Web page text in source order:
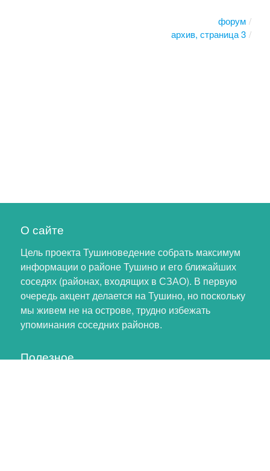
форум
архив, страница 3
О сайте
Цель проекта Тушиноведение собрать максимум
информации о районе Тушино и его ближайших
соседях (районах, входящих в СЗАО). В первую
очередь акцент делается на Тушино, но поскольку
мы живем не на острове, трудно избежать
упоминания соседних районов.
Полезное